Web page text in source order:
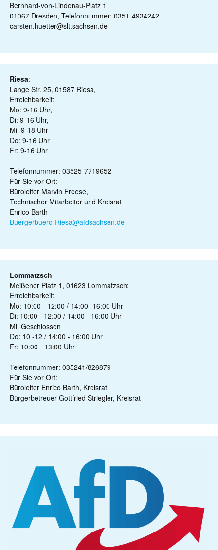
Bernhard-von-Lindenau-Platz 1
01067 Dresden, Telefonnummer: 0351-4934242.
carsten.huetter@slt.sachsen.de
Riesa:
Lange Str. 25, 01587 Riesa,
Erreichbarkeit:
Mo: 9-16 Uhr,
Di: 9-16 Uhr,
Mi: 9-18 Uhr
Do: 9-16 Uhr
Fr: 9-16 Uhr
Telefonnummer: 03525-7719652
Für Sie vor Ort:
Büroleiter Marvin Freese,
Technischer Mitarbeiter und Kreisrat
Enrico Barth
Buergerbuero-Riesa@afdsachsen.de
Lommatzsch
Meißener Platz 1, 01623 Lommatzsch:
Erreichbarkeit:
Mo: 10:00 - 12:00 / 14:00- 16:00 Uhr
Di: 10:00 - 12:00 / 14:00 - 16:00 Uhr
Mi: Geschlossen
Do: 10 -12 / 14:00 - 16:00 Uhr
Fr: 10:00 - 13:00 Uhr
Telefonnummer: 035241/826879
Für Sie vor Ort:
Büroleiter Enrico Barth, Kreisrat
Bürgerbetreuer Gottfried Striegler, Kreisrat